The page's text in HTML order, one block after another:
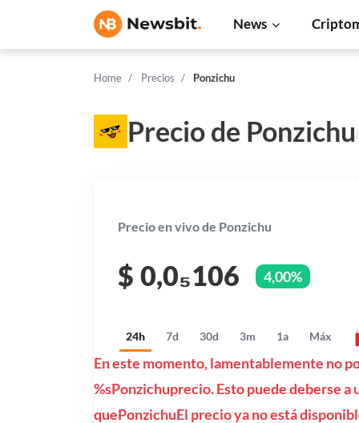
News
Home Precios Ponzichu
Precio de Ponzichu
Precio en vivo de Ponzichu
$ 0,0₅106 4,00%
24h 7d 30d 3m 1a Máx
En este momento, lamentablemente no
%sPonzichuprecio. Esto puede deberse
quePonzichuEl precio ya no está